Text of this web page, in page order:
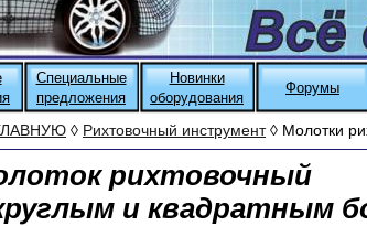
Специальные
предложения
Новинки
оборудования
Форумы
◊ Рихтовочный инструмент◊ Молотки
рихтовочный
и квадратным